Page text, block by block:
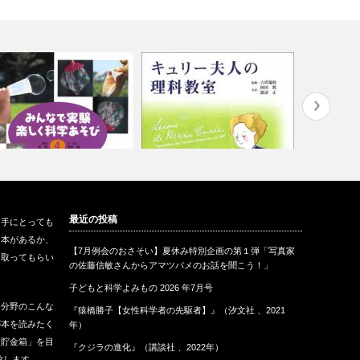
）
にとっても
があるか、
ってもらい
野のこんな
を読みたく
金箱」を目
最近の投稿
【7月例会のおさそい】夏休み特別企画の第１弾「写真家
の佐藤信敏さんからアマツバメのお話を聞こう！」
子どもと科学よみもの 2026 年7月号
『猿橋勝子【女性科学者の先駆者】』（汐文社 、2021
年）
『クジラの進化』（講談社 、2022年）